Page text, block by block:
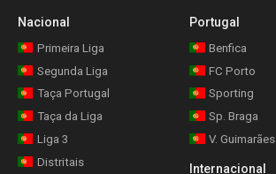
Nacional
Primeira Liga
Segunda Liga
Taça Portugal
Taça da Liga
Liga 3
Distritais
Portugal
Benfica
FC Porto
Sporting
Sp. Braga
V. Guimarães
Internacional